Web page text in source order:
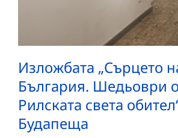
Изложбата „Сърцето
България. Шедьоври
Рилската света
Будапеща